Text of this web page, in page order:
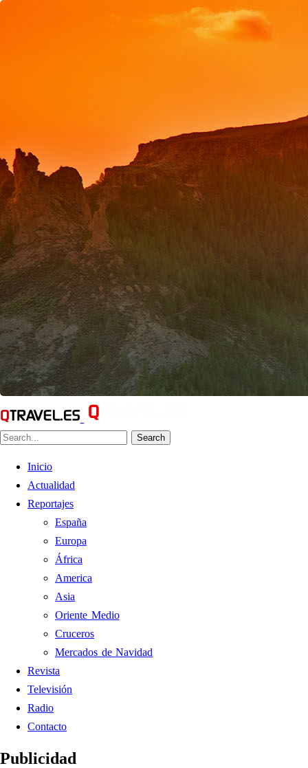
Search
Inicio
Actualidad
Reportajes
España
Europa
África
America
Asia
Oriente Medio
Cruceros
Mercados de Navidad
Revista
Televisión
Radio
Contacto
Publicidad